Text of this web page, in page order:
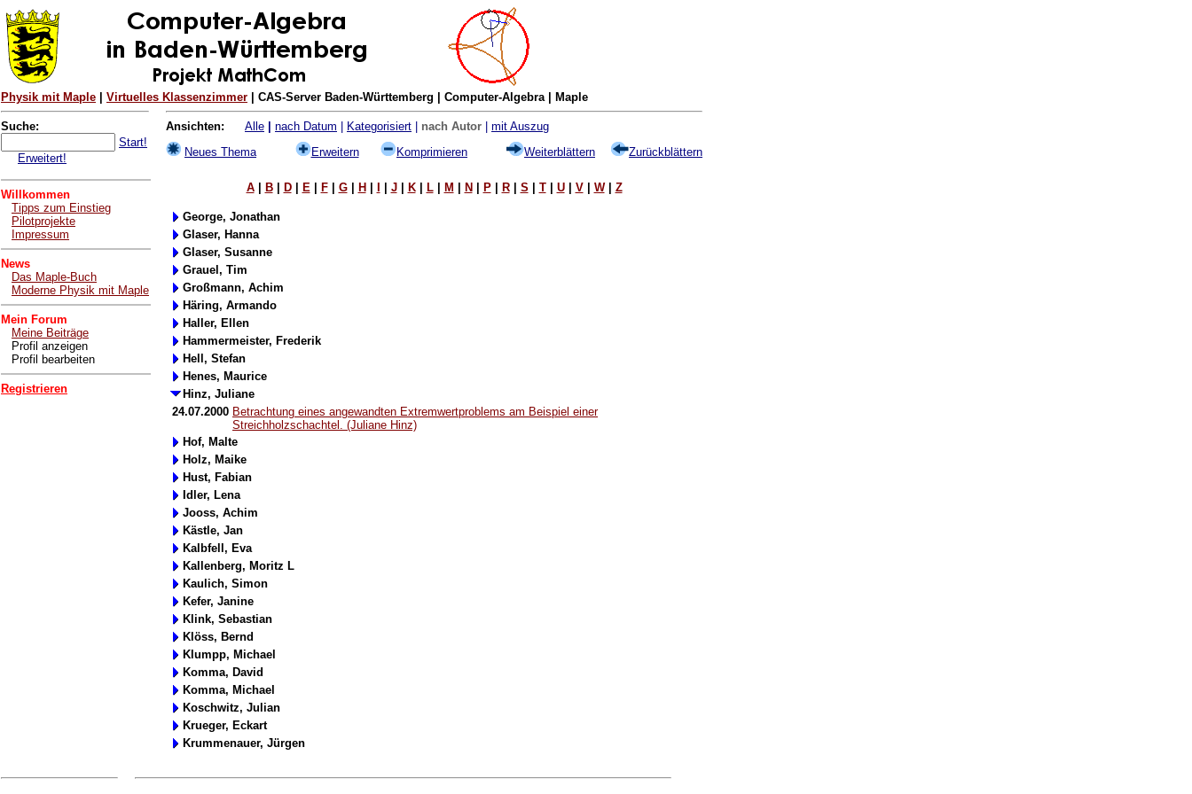
Physik mit Maple Virtuelles Klassenzimmer | CAS-Server Baden-Württemberg | Computer-Algebra | Maple
Suche:
Start!
Erweitert!
Willkommen
Tipps zum Einstieg
Pilotprojekte
Impressum
News
Das Maple-Buch
Moderne Physik mit Maple
Mein Forum
Meine Beiträge
Profil anzeigen
Profil bearbeiten
Registrieren
Ansichten: Alle nach Datum Kategorisiert nach Autor
mit Auszug
Neues Thema
Erweitern Komprimieren Weiterblättern Zurückblättern
A| B| D| E| F| G| H J| K| L| M N P| R| S T| U| V| W| Z
George, Jonathan
Glaser, Hanna
Glaser, Susanne
Grauel, Tim
Großmann, Achim
Häring, Armando
Haller, Ellen
Hammermeister, Frederik
Hell, Stefan
Henes, Maurice
Hinz, Juliane
24.07.2000 Betrachtung eines angewandten Extremwertproblems am Beispiel einer
Streichholzschachtel. (Juliane Hinz)
Hof, Malte
Holz, Maike
Hust, Fabian
Idler, Lena
Jooss, Achim
Kästle, Jan
Kalbfell, Eva
Kallenberg, Moritz L
Kaulich, Simon
Kefer, Janine
Klink, Sebastian
Klöss, Bernd
Klumpp, Michael
Komma, David
Komma, Michael
Koschwitz, Julian
Krueger, Eckart
Krummenauer, Jürgen